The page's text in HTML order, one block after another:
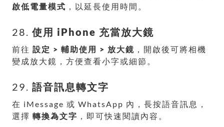
啟低電量模式 ，以延長使用時間。
28. 使用 iPhone 充當放大鏡
前往 設定 > 輔助使用 > 放大鏡 ，開啟後可將相機
變成放大鏡，方便查看小字或細節。
29. 語音訊息轉文字
在 iMessage 或 WhatsApp 內，長按語音訊息，
選擇 轉換為文字 ，即可快速閱讀內容。